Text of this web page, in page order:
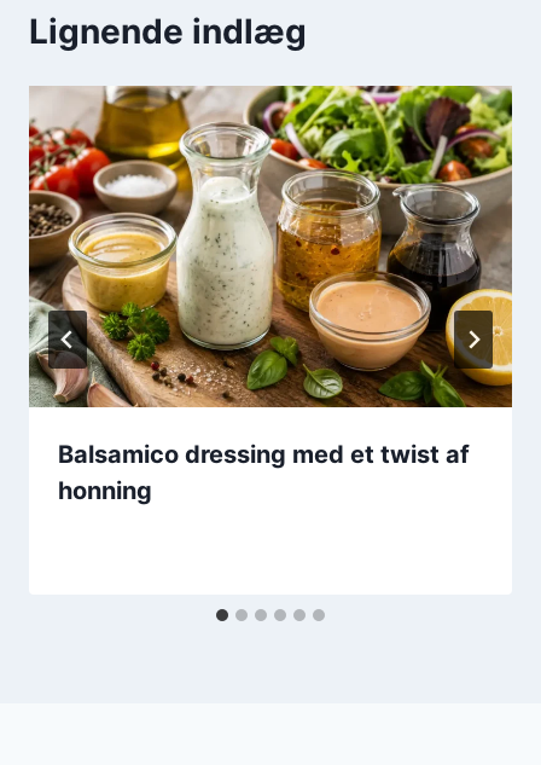
Lignende indlæg
Balsamico dressing med et twist af
honning